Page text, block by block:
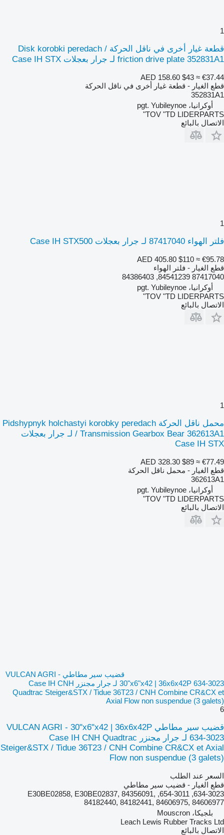
1
قطعة غيار أخرى في ناقل الحركة Disk korobki peredach /
friction drive plate 352831A1 لـ جرار بعجلات Case IH STX
AED 158.60 $43 ≈ €37.44
قطع الغيار - قطعة غيار أخرى في ناقل الحركة
352831A1
أوكرانيا، pgt. Yubileynoe
TOV "TD LIDERPARTS"
الاتصال بالبائع
1
فلتر الهواء 87417040 لـ جرار بعجلات Case IH STX500
AED 405.80 $110 ≈ €95.78
قطع الغيار - فلتر الهواء
87417040 84541239, 84386403
أوكرانيا، pgt. Yubileynoe
TOV "TD LIDERPARTS"
الاتصال بالبائع
1
محمل ناقل الحركة Pidshypnyk holchastyi korobky peredach
/ Transmission Gearbox Bear 362613A1 لـ جرار بعجلات
Case IH STX
AED 328.30 $89 ≈ €77.49
قطع الغيار - محمل ناقل الحركة
362613A1
أوكرانيا، pgt. Yubileynoe
TOV "TD LIDERPARTS"
الاتصال بالبائع
قضيب سير مطاطي VULCAN AGRI -
30"x6"x42 | 36x6x42P 634-3023 لـ جرار مجنزر Case IH CNH
Quadtrac Steiger&STX / Tidue 36T23 / CNH Combine CR&CX et
Axial Flow non suspendue (3 galets)
6
قضيب سير مطاطي VULCAN AGRI - 30"x6"x42 | 36x6x42P
634-3023 لـ جرار مجنزر Case IH CNH Quadtrac
Steiger&STX / Tidue 36T23 / CNH Combine CR&CX et Axial
Flow non suspendue (3 galets)
السعر عند الطلب
قطع الغيار - قضيب سير مطاطي
634-3023, 654-3011, E30BE02858, E30BE02837, 84356091,
84182440, 84182441, 84606975, 84606977
بلجيكا، Mouscron
Leach Lewis Rubber Tracks Ltd
الاتصال بالبائع